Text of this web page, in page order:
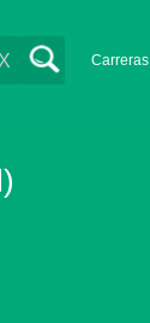
Carreras
X